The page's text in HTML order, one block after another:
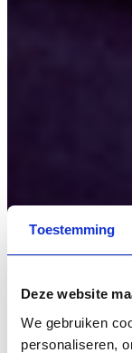
Toestemming
Deze website
We gebruiken
personaliseren,